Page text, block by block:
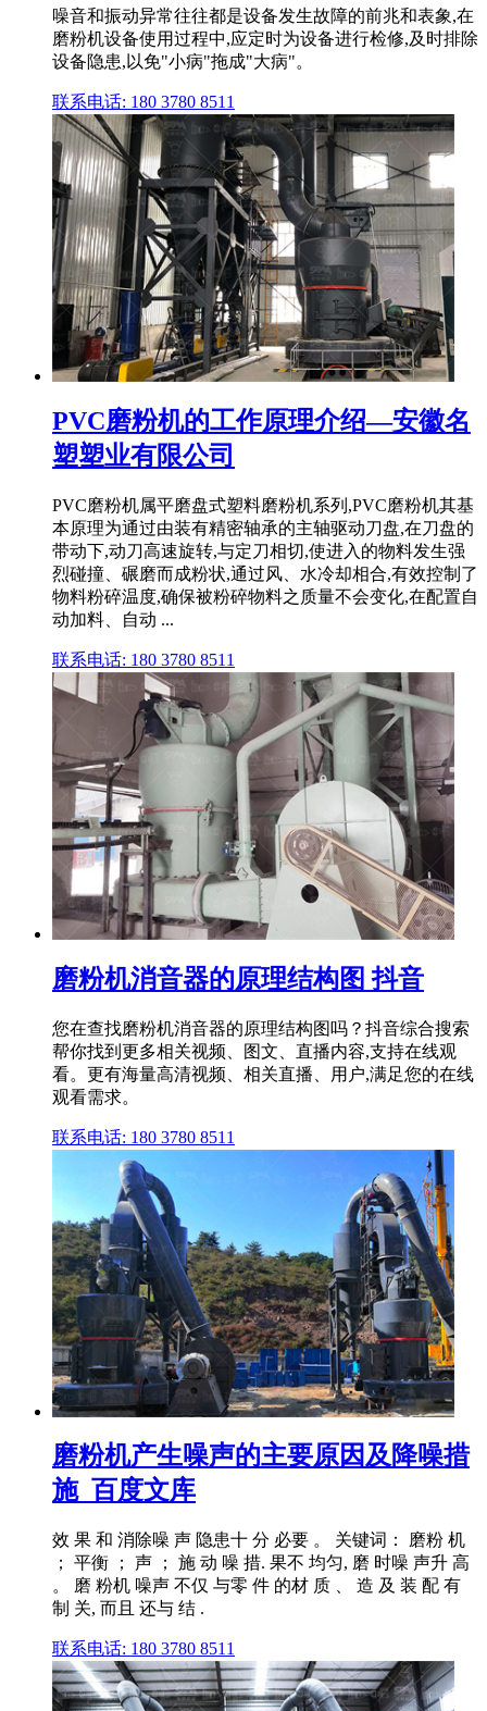
噪音和振动异常往往都是设备发生故障的前兆和表象,在
磨粉机设备使用过程中,应定时为设备进行检修,及时排除
设备隐患,以免"小病"拖成"大病"。
联系电话: 180 3780 8511
PVC磨粉机的工作原理介绍—安徽名
塑塑业有限公司
PVC磨粉机属平磨盘式塑料磨粉机系列,PVC磨粉机其基
本原理为通过由装有精密轴承的主轴驱动刀盘,在刀盘的
带动下,动刀高速旋转,与定刀相切,使进入的物料发生强
烈碰撞、碾磨而成粉状,通过风、水冷却相合,有效控制了
物料粉碎温度,确保被粉碎物料之质量不会变化,在配置自
动加料、自动 ...
联系电话: 180 3780 8511
磨粉机消音器的原理结构图 抖音
您在查找磨粉机消音器的原理结构图吗？抖音综合搜索
帮你找到更多相关视频、图文、直播内容,支持在线观
看。更有海量高清视频、相关直播、用户,满足您的在线
观看需求。
联系电话: 180 3780 8511
磨粉机产生噪声的主要原因及降噪措
施_百度文库
效 果 和 消除噪 声 隐患十 分 必要 。 关键词： 磨粉 机
； 平衡 ； 声 ； 施 动 噪 措. 果不 均匀, 磨 时噪 声升 高
。 磨 粉机 噪声 不仅 与零 件 的材 质 、 造 及 装 配 有
制 关, 而且 还与 结 .
联系电话: 180 3780 8511